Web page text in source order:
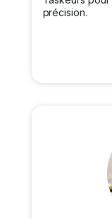
précision.